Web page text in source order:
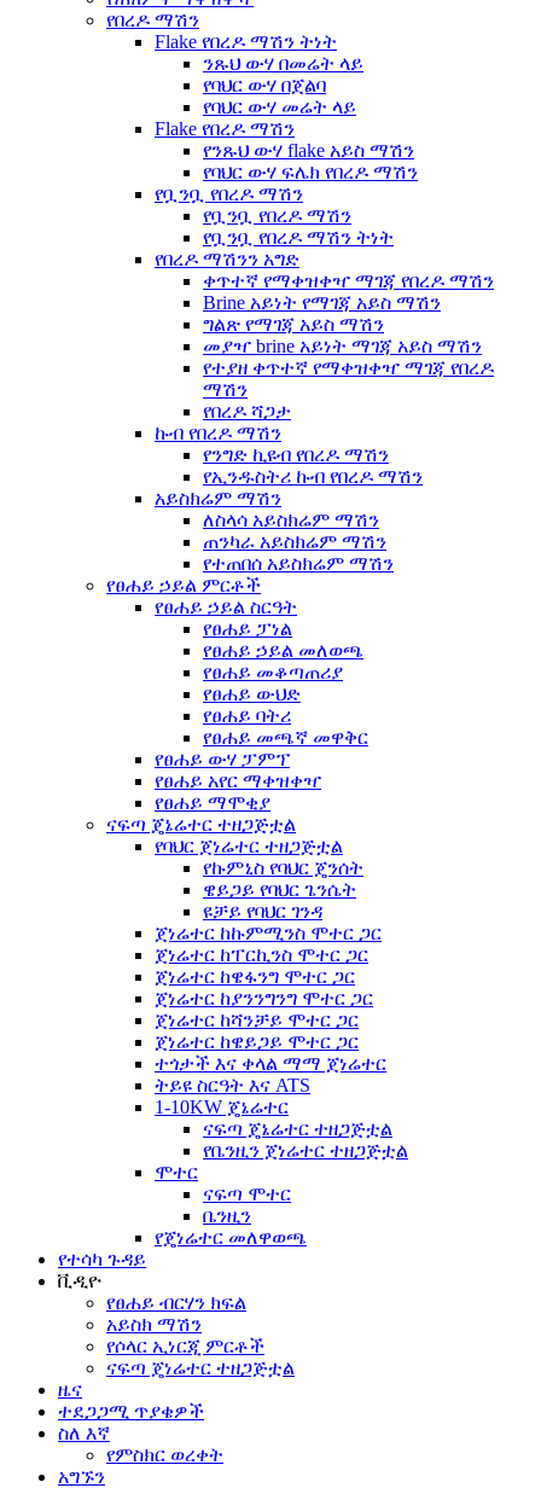
የበረዶ ማሽን
Flake የበረዶ ማሽን ትነት
ንጹህ ውሃ በመሬት ላይ
የባህር ውሃ በጀልባ
የባህር ውሃ መሬት ላይ
Flake የበረዶ ማሽን
የንጹህ ውሃ flake አይስ ማሽን
የባህር ውሃ ፍሌክ የበረዶ ማሽን
የቧንቧ የበረዶ ማሽን
የቧንቧ የበረዶ ማሽን
የቧንቧ የበረዶ ማሽን ትነት
የበረዶ ማሽንን አግድ
ቀጥተኛ የማቀዝቀዣ ማገጃ የበረዶ ማሽን
Brine አይነት የማገጃ አይስ ማሽን
ግልጽ የማገጃ አይስ ማሽን
መያዣ brine አይነት ማገጃ አይስ ማሽን
የተያዘ ቀጥተኛ የማቀዝቀዣ ማገጃ የበረዶ
ማሽን
የበረዶ ሻጋታ
ኩብ የበረዶ ማሽን
የንግድ ኪዩብ የበረዶ ማሽን
የኢንዱስትሪ ኩብ የበረዶ ማሽን
አይስክሬም ማሽን
ለስላሳ አይስክሬም ማሽን
ጠንካራ አይስክሬም ማሽን
የተጠበሰ አይስክሬም ማሽን
የፀሐይ ኃይል ምርቶች
የፀሐይ ኃይል ስርዓት
የፀሐይ ፓነል
የፀሐይ ኃይል መለወጫ
የፀሐይ መቆጣጠሪያ
የፀሐይ ውህድ
የፀሐይ ባትሪ
የፀሐይ መጫኛ መዋቅር
የፀሐይ ውሃ ፓምፕ
የፀሐይ አየር ማቀዝቀዣ
የፀሐይ ማሞቂያ
ናፍጣ ጄኔሬተር ተዘጋጅቷል
የባህር ጀነሬተር ተዘጋጅቷል
የኩምኒስ የባህር ጄንሰት
ዌይጋይ የባህር ጌንሴት
ዩቻይ የባህር ገንዳ
ጀነሬተር ከኩምሚንስ ሞተር ጋር
ጀነሬተር ከፐርኪንስ ሞተር ጋር
ጀነሬተር ከዌፋንግ ሞተር ጋር
ጀነሬተር ከያንንግንግ ሞተር ጋር
ጀነሬተር ከሻንቻይ ሞተር ጋር
ጀነሬተር ከዌይጋይ ሞተር ጋር
ተጎታች እና ቀላል ማማ ጀነሬተር
ትይዩ ስርዓት እና ATS
1-10KW ጄኔሬተር
ናፍጣ ጄኔሬተር ተዘጋጅቷል
የቤንዚን ጀነሬተር ተዘጋጅቷል
ሞተር
ናፍጣ ሞተር
ቤንዚን
የጄነሬተር መለዋወጫ
የተሳካ ጉዳይ
ቪዲዮ
የፀሐይ ብርሃን ክፍል
አይስክ ማሽን
የሶላር ኢነርጂ ምርቶች
ናፍጣ ጄነሬተር ተዘጋጅቷል
ዜና
ተደጋጋሚ ጥያቄዎች
ስለ እኛ
የምስክር ወረቀት
አግኙን